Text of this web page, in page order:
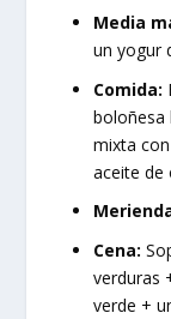
Media
un yogur
Comida:
boloñesa
mixta
aceite de
Cena:
verduras
verde +